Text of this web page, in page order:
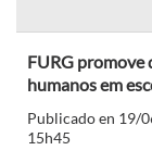
FURG promove
humanos em
Publicado en 19/
15h45